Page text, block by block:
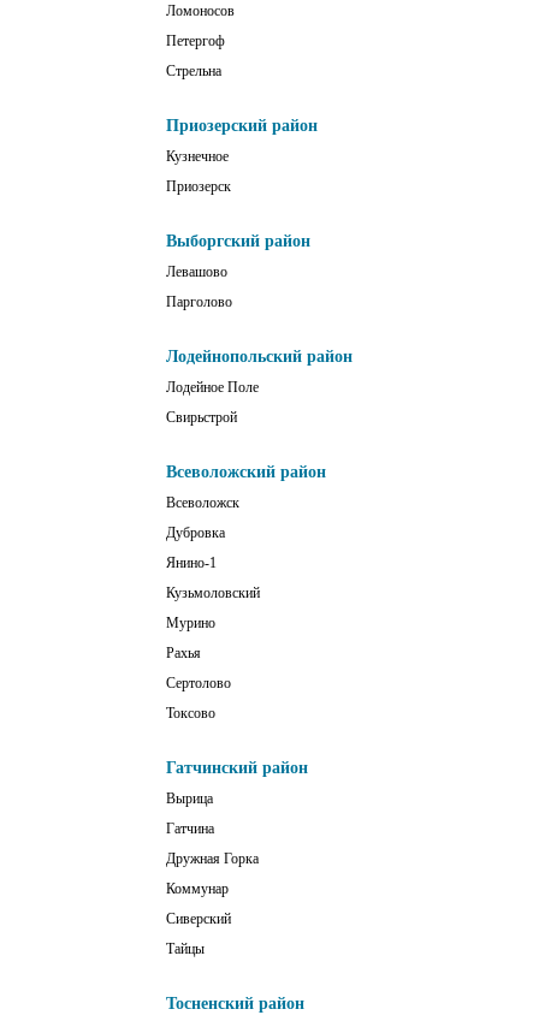
Ломоносов
Петергоф
Стрельна
Приозерский район
Кузнечное
Приозерск
Выборгский район
Левашово
Парголово
Лодейнопольский район
Лодейное Поле
Свирьстрой
Всеволожский район
Всеволожск
Дубровка
Янино-1
Кузьмоловский
Мурино
Рахья
Сертолово
Токсово
Гатчинский район
Вырица
Гатчина
Дружная Горка
Коммунар
Сиверский
Тайцы
Тосненский район